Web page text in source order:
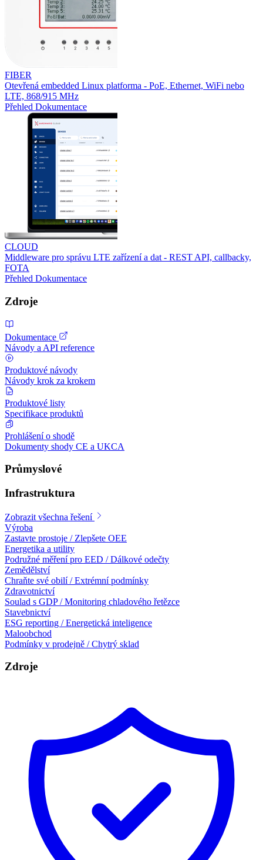
FIBER
Otevřená embedded Linux platforma - PoE, Ethernet, WiFi nebo
LTE, 868/915 MHz
Přehled Dokumentace
CLOUD
Middleware pro správu LTE zařízení a dat - REST API, callbacky,
FOTA
Přehled Dokumentace
Zdroje
Dokumentace
Návody a API reference
Produktové návody
Návody krok za krokem
Produktové listy
Specifikace produktů
Prohlášení o shodě
Dokumenty shody CE a UKCA
Průmyslové
Infrastruktura
Zobrazit všechna řešení
Výroba
Zastavte prostoje / Zlepšete OEE
Energetika a utility
Podružné měření pro EED / Dálkové odečty
Zemědělství
Chraňte své obilí / Extrémní podmínky
Zdravotnictví
Soulad s GDP / Monitoring chladového řetězce
Stavebnictví
ESG reporting / Energetická inteligence
Maloobchod
Podmínky v prodejně / Chytrý sklad
Zdroje